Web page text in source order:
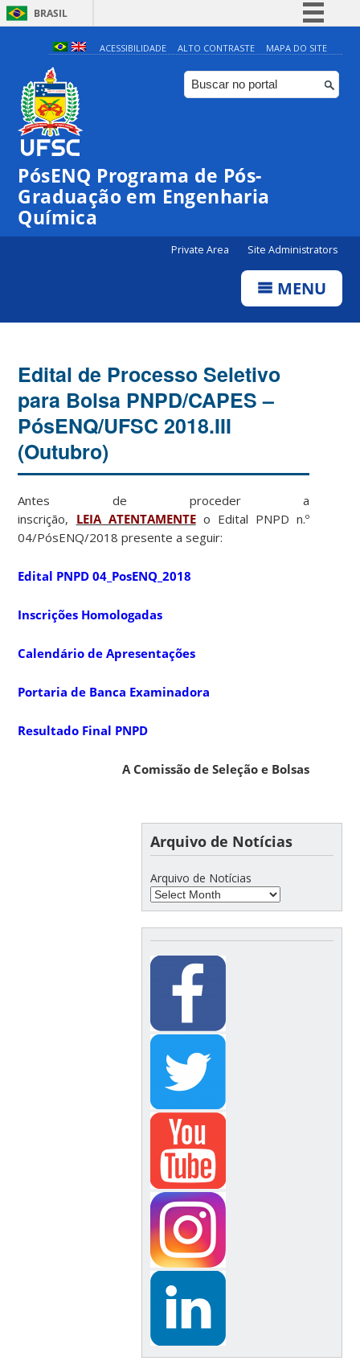
BRASIL
Simplifique!
Comunica BR
Participe
Canais
ACESSIBILIDADE ALTO CONTRASTE MAPA DO SITE
PósENQ Programa de Pós-
Graduação em Engenharia
Química
Private Area Site Administrators
MENU
Edital de Processo Seletivo
para Bolsa PNPD/CAPES –
PósENQ/UFSC 2018.III
(Outubro)
Antes de proceder a
inscrição, LEIA ATENTAMENTEo Edital PNPD n.º
04/PósENQ/2018 presente a seguir:
Edital PNPD 04_PosENQ_2018
Inscrições Homologadas
Calendário de Apresentações
Portaria de Banca Examinadora
Resultado Final PNPD
A Comissão de Seleção e Bolsas
Arquivo de Notícias
Arquivo de Notícias